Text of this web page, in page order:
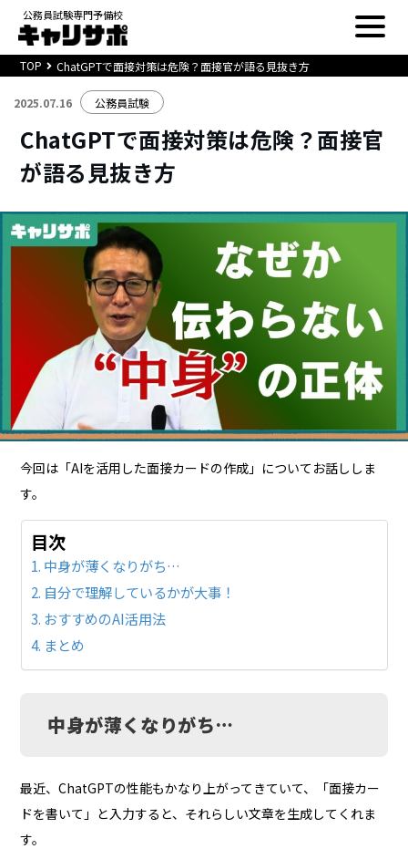
公務員試験専門予備校
TOP ChatGPTで面接対策は危険？面接官が語る見抜き方
2025.07.16 公務員試験
ChatGPTで面接対策は危険？面接官
が語る見抜き方
今回は「AIを活用した面接カードの作成」についてお話ししま
す。
目次
中身が薄くなりがち…
自分で理解しているかが大事！
おすすめのAI活用法
まとめ
中身が薄くなりがち…
最近、ChatGPTの性能もかなり上がってきていて、「面接カー
ドを書いて」と入力すると、それらしい文章を生成してくれま
す。